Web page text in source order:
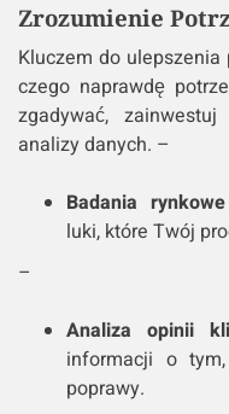
Zrozumienie
Kluczem do
czego naprawdę
zgadywać,
analizy danych. –
Badania rynkowe
luki, które Twój
–
Analiza opinii
informacji o
poprawy.